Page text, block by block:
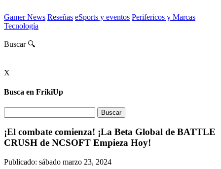
Gamer News Reseñas eSports y eventos Perifericos y Marcas
Tecnología
Buscar 🔍
X
Busca en FrikiUp
¡El combate comienza! ¡La Beta Global de BATTLE
CRUSH de NCSOFT Empieza Hoy!
Publicado: sábado marzo 23, 2024